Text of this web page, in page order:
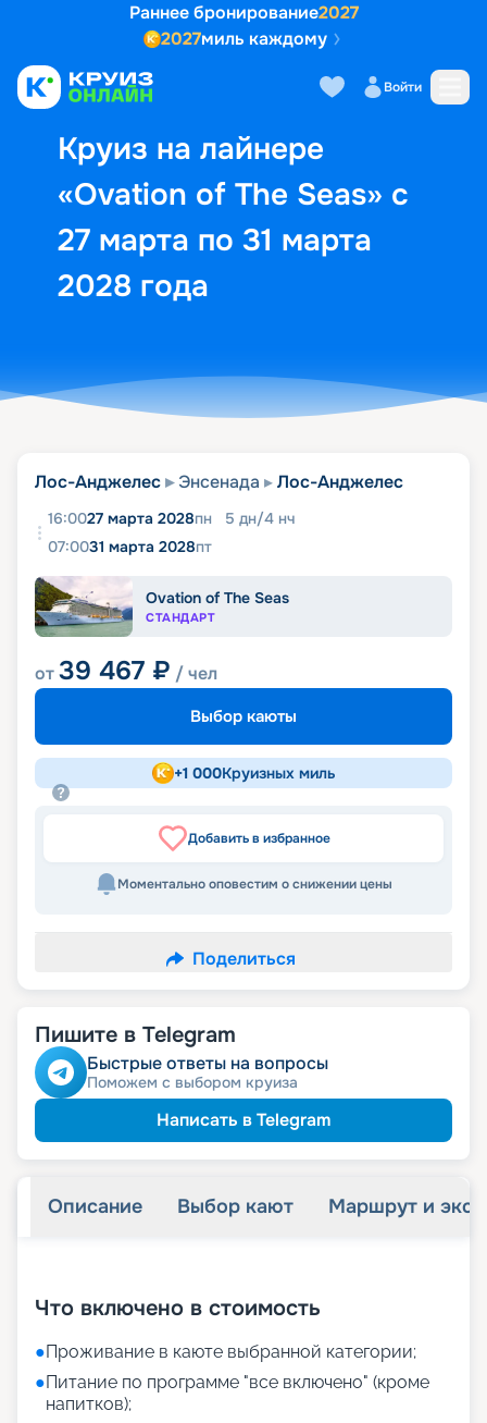
Раннее бронирование2027
2027миль каждому
Войти
Круиз на лайнере
«Ovation of The Seas» с
27 марта по 31 марта
2028 года
Выбор кают Маршрут и
Лос-Анджелес Энсенада Лос-Анджелес
16:0027 марта 2028пн 5 дн/4 нч
07:0031 марта 2028пт
Ovation of The Seas
СТАНДАРТ
от39 467 ₽ / чел
Выбор каюты
+1 000Круизных миль
Добавить в избранное
Моментально оповестим о снижении цены
Поделиться
Пишите в Telegram
Быстрые ответы на вопросы
Поможем с выбором круиза
Написать в Telegram
Описание Выбор кают Маршрут и
Что включено в стоимость
●Проживание в каюте выбранной категории;
●Питание по программе "все включено" (кроме
напитков);